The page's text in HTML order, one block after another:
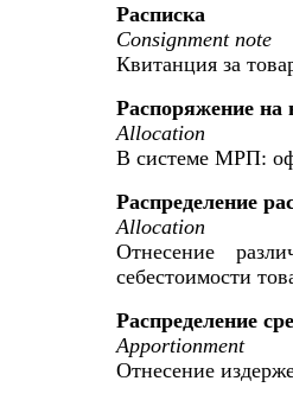
Расписка
Consignment note
Квитанция за
Распоряжение на
Allocation
В системе МРП:
Распределение
Allocation
Отнесение
себестоимости
Распределение
Apportionment
Отнесение